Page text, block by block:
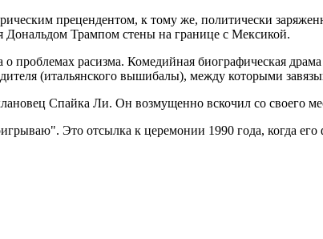
прецендентом, к тому же, политически
Трампом стены на границе с Мексикой.
о проблемах расизма. Комедийная биографическая
(итальянского вышибалы), между которыми
Спайка Ли. Он возмущенно вскочил со своего
Это отсылка к церемонии 1990 года, когда